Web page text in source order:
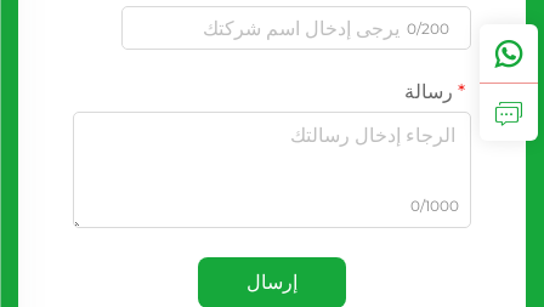
0/200
رسالة
0/1000
إرسال